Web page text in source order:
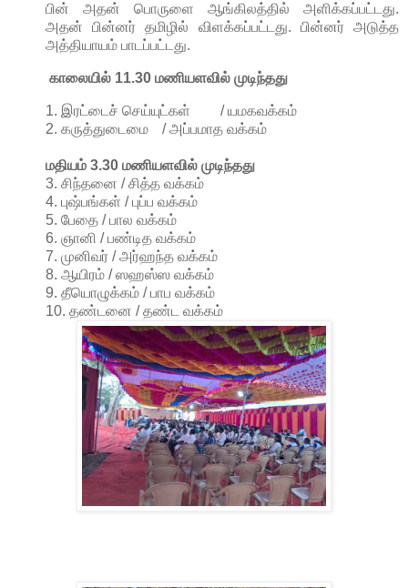
பின் அதன் பொருளை ஆங்கிலத்தில் அளிக்கப்பட்டது.
அதன் பின்னர் தமிழில் விளக்கப்பட்டது. பின்னர் அடுத்த
அத்தியாயம் பாடப்பட்டது.
காலையில் 11.30 மணியளவில் முடிந்தது
1. இரட்டைச் செய்யுட்கள் /யமகவக்கம்
2. கருத்துடைமை
/அப்பமாத வக்கம்
மதியம் 3.30 மணியளவில் முடிந்தது
3. சிந்தனை / சித்த வக்கம்
4. புஷ்பங்கள் / புப்ப வக்கம்
5. பேதை / பால வக்கம்
6. ஞானி / பண்டித வக்கம்
7. முனிவர் / அர்ஹந்த வக்கம்
8. ஆயிரம் / ஸஹஸ்ஸ வக்கம்
9. தீயொழுக்கம் / பாப வக்கம்
10. தண்டனை / தண்ட வக்கம்